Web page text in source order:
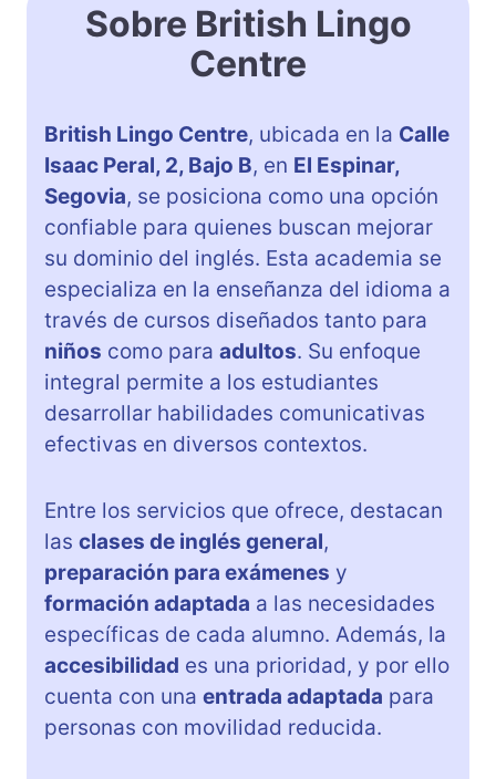
Sobre British Lingo
Centre
British Lingo Centre, ubicada en la Calle
Isaac Peral, 2, Bajo B, en El Espinar,
Segovia, se posiciona como una opción
confiable para quienes buscan mejorar
su dominio del inglés. Esta academia se
especializa en la enseñanza del idioma a
través de cursos diseñados tanto para
niños como para adultos. Su enfoque
integral permite a los estudiantes
desarrollar habilidades comunicativas
efectivas en diversos contextos.
Entre los servicios que ofrece, destacan
las clases de inglés general,
preparación para exámenes y
formación adaptada a las necesidades
específicas de cada alumno. Además, la
accesibilidad es una prioridad, y por ello
cuenta con una entrada adaptada para
personas con movilidad reducida.